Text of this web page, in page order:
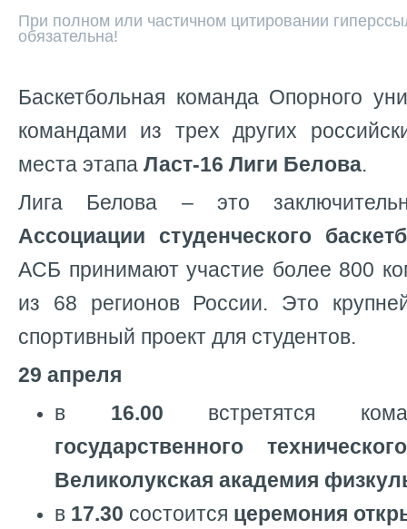
При полном или частичном цитировании
обязательна!
Баскетбольная команда Опорного
командами из трех других
места этапа Ласт-16 Лиги Белова.
Лига Белова – это
Ассоциации студенческого
АСБ принимают участие более 800
из 68 регионов России. Это
спортивный проект для студентов.
29 апреля
в 16.00 встретятся
государственного
Великолукская академия
в 17.30 состоится церемония